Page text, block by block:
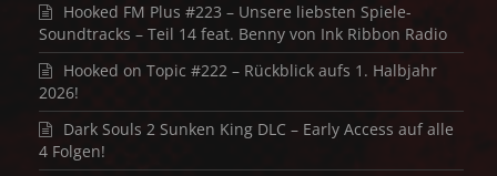
Hooked FM Plus #223 – Unsere liebsten Spiele-
Soundtracks – Teil 14 feat. Benny von Ink Ribbon Radio
Hooked on Topic #222 – Rückblick aufs 1. Halbjahr
2026!
Dark Souls 2 Sunken King DLC – Early Access auf alle
4 Folgen!